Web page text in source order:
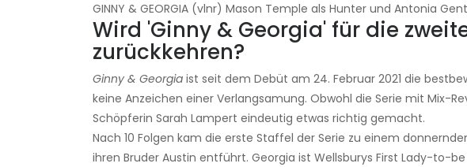
GINNY & GEORGIA (vlnr) Mason Temple als Hunter und Antonia
Wird 'Ginny & Georgia' für die
zurückkehren?
Ginny & Georgia ist seit dem Debüt am 24. Februar 2021 die
keine Anzeichen einer Verlangsamung. Obwohl die Serie mit Mix-
Schöpferin Sarah Lampert eindeutig etwas richtig gemacht.
Nach 10 Folgen kam die erste Staffel der Serie zu einem
ihren Bruder Austin entführt. Georgia ist Wellsburys First Lady-to-